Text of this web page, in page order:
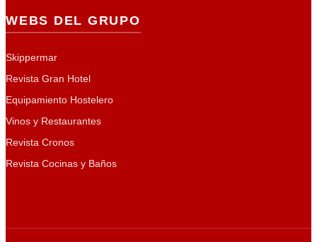
WEBS DEL GRUPO
Skippermar
Revista Gran Hotel
Equipamiento Hostelero
Vinos y Restaurantes
Revista Cronos
Revista Cocinas y Baños